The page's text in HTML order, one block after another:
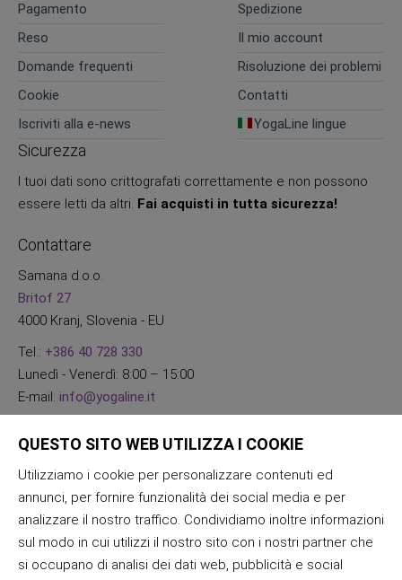
Pagamento
Spedizione
Reso
Il mio account
Domande frequenti
Risoluzione dei problemi
Cookie
Contatti
Iscriviti alla e-news
YogaLine lingue
Sicurezza
I tuoi dati sono crittografati correttamente e non possono
essere letti da altri. Fai acquisti in tutta sicurezza!
Contattare
Samana d.o.o.
Britof 27
4000 Kranj, Slovenia - EU
Tel.: +386 40 728 330
Lunedì - Venerdì: 8:00 – 15:00
E-mail: info@yogaline.it
QUESTO SITO WEB UTILIZZA I COOKIE
Utilizziamo i cookie per personalizzare contenuti ed
annunci, per fornire funzionalità dei social media e per
analizzare il nostro traffico. Condividiamo inoltre informazioni
sul modo in cui utilizzi il nostro sito con i nostri partner che
si occupano di analisi dei dati web, pubblicità e social